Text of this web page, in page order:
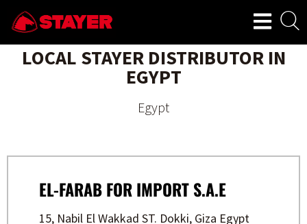
LOCAL STAYER DISTRIBUTOR IN
EGYPT
Egypt
EL-FARAB FOR IMPORT S.A.E
15, Nabil El Wakkad ST. Dokki, Giza Egypt